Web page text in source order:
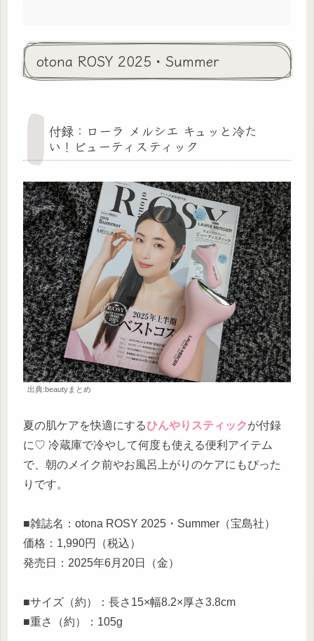
otona ROSY 2025・Summer
付録：ローラ メルシエ キュッと冷た
い！ビューティスティック
出典:beautyまとめ
夏の肌ケアを快適にするひんやりスティックが付録
に♡ 冷蔵庫で冷やして何度も使える便利アイテム
で、朝のメイク前やお風呂上がりのケアにもぴった
りです。
■雑誌名：otona ROSY 2025・Summer（宝島社）
価格：1,990円（税込）
発売日：2025年6月20日（金）
■サイズ（約）：長さ15×幅8.2×厚さ3.8cm
■重さ（約）：105g